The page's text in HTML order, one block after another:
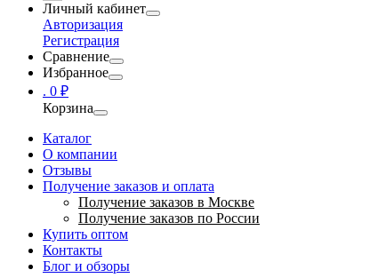
Личный кабинет
Авторизация
Регистрация
Сравнение
Избранное
. 0 ₽
Корзина
Каталог
О компании
Отзывы
Получение заказов и оплата
Получение заказов в Москве
Получение заказов по России
Купить оптом
Контакты
Блог и обзоры